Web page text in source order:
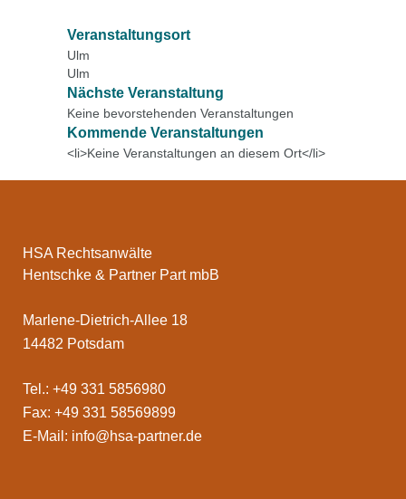
Veranstaltungsort
Ulm
Ulm
Nächste Veranstaltung
Keine bevorstehenden Veranstaltungen
Kommende Veranstaltungen
<li>Keine Veranstaltungen an diesem Ort</li>
HSA Rechtsanwälte
Hentschke & Partner Part mbB
Marlene-Dietrich-Allee 18
14482 Potsdam
Tel.: +49 331 5856980
Fax: +49 331 58569899
E-Mail: info@hsa-partner.de